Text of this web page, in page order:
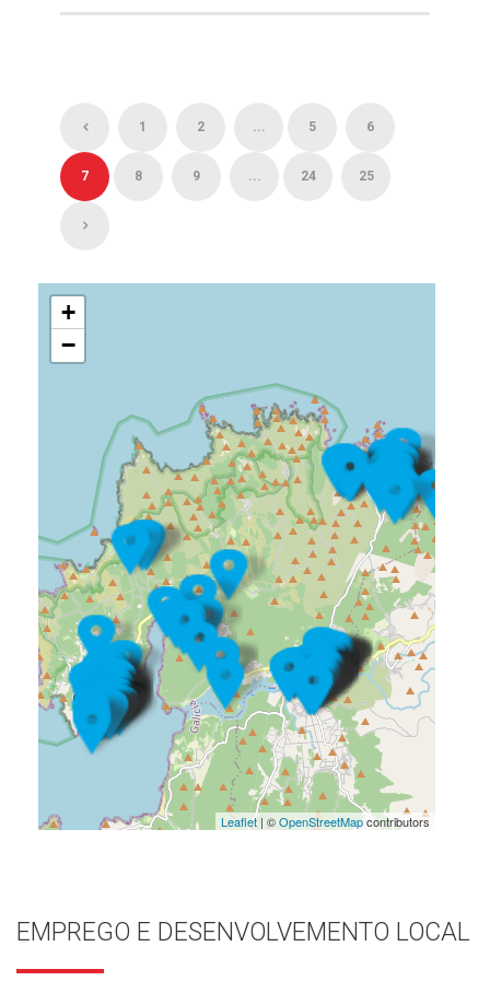
1 2 ... 5 6
7 8 9 ... 24 25
+
−
Leaflet| ©OpenStreetMapcontributors
EMPREGO E DESENVOLVEMENTO LOCAL